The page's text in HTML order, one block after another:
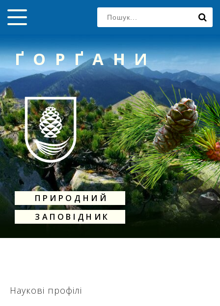
ҐОРҐАНИ
ПРИРОДНИЙ
ЗАПОВІДНИК
Наукові профілі